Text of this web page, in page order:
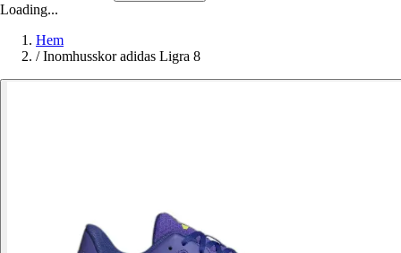
Loading...
Hem
/ Inomhusskor adidas Ligra 8